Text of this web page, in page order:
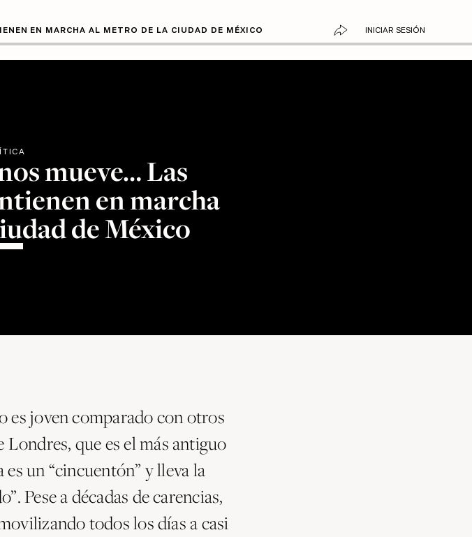
EN MARCHA AL METRO DE LA CIUDAD DE MÉXICO INICIAR SESIÓN
mueve… Las
en marcha
de México
es joven comparado con otros
que es el más antiguo
un “cincuentón” y lleva la
Pese a décadas de carencias,
todos los días a casi